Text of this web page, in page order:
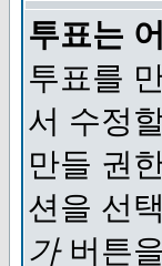
투표는
투표를
서 수정
만들 권
션을 선
가버튼